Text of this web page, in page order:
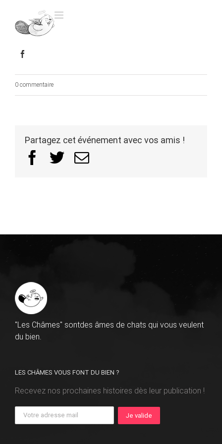
0 commentaire
Partagez cet événement avec vos amis !
Facebook
TwitterEmail
"Les Châmes" sontdes âmes de chats qui vous veulent
du bien.
LES CHÂMES VOUS FONT DU BIEN ?
Recevez nos prochaines histoires dès leur publication !